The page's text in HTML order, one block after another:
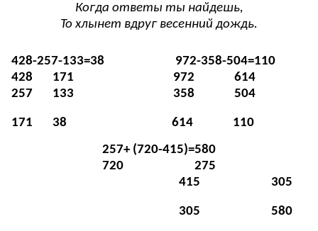
Когда ответы ты найдешь,
То хлынет вдруг весенний дождь.
428-257-133=38 972-358-504=110
428 171 972 614
257 133 358 504
171 38 614 110
257+ (720-415)=580
720 275
415 305
305 580